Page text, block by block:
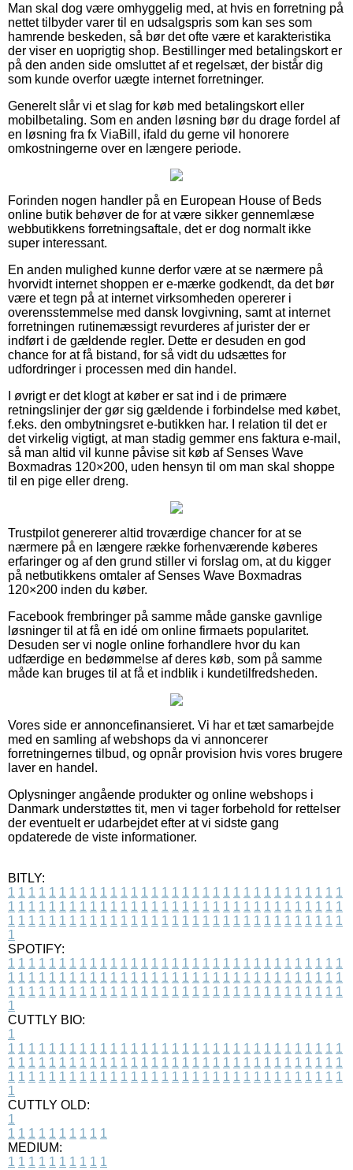
Man skal dog være omhyggelig med, at hvis en forretning på
nettet tilbyder varer til en udsalgspris som kan ses som
hamrende beskeden, så bør det ofte være et karakteristika
der viser en uoprigtig shop. Bestillinger med betalingskort er
på den anden side omsluttet af et regelsæt, der bistår dig
som kunde overfor uægte internet forretninger.
Generelt slår vi et slag for køb med betalingskort eller
mobilbetaling. Som en anden løsning bør du drage fordel af
en løsning fra fx ViaBill, ifald du gerne vil honorere
omkostningerne over en længere periode.
Forinden nogen handler på en European House of Beds
online butik behøver de for at være sikker gennemlæse
webbutikkens forretningsaftale, det er dog normalt ikke
super interessant.
En anden mulighed kunne derfor være at se nærmere på
hvorvidt internet shoppen er e-mærke godkendt, da det bør
være et tegn på at internet virksomheden opererer i
overensstemmelse med dansk lovgivning, samt at internet
forretningen rutinemæssigt revurderes af jurister der er
indført i de gældende regler. Dette er desuden en god
chance for at få bistand, for så vidt du udsættes for
udfordringer i processen med din handel.
I øvrigt er det klogt at køber er sat ind i de primære
retningslinjer der gør sig gældende i forbindelse med købet,
f.eks. den ombytningsret e-butikken har. I relation til det er
det virkelig vigtigt, at man stadig gemmer ens faktura e-mail,
så man altid vil kunne påvise sit køb af Senses Wave
Boxmadras 120×200, uden hensyn til om man skal shoppe
til en pige eller dreng.
Trustpilot genererer altid troværdige chancer for at se
nærmere på en længere række forhenværende køberes
erfaringer og af den grund stiller vi forslag om, at du kigger
på netbutikkens omtaler af Senses Wave Boxmadras
120×200 inden du køber.
Facebook frembringer på samme måde ganske gavnlige
løsninger til at få en idé om online firmaets popularitet.
Desuden ser vi nogle online forhandlere hvor du kan
udfærdige en bedømmelse af deres køb, som på samme
måde kan bruges til at få et indblik i kundetilfredsheden.
Vores side er annoncefinansieret. Vi har et tæt samarbejde
med en samling af webshops da vi annoncerer
forretningernes tilbud, og opnår provision hvis vores brugere
laver en handel.
Oplysninger angående produkter og online webshops i
Danmark understøttes tit, men vi tager forbehold for rettelser
der eventuelt er udarbejdet efter at vi sidste gang
opdaterede de viste informationer.
BITLY:
1 1 1 1 1 1 1 1 1 1 1 1 1 1 1 1 1 1 1 1 1 1 1 1 1 1 1 1 1 1 1 1 1
1 1 1 1 1 1 1 1 1 1 1 1 1 1 1 1 1 1 1 1 1 1 1 1 1 1 1 1 1 1 1 1 1
1 1 1 1 1 1 1 1 1 1 1 1 1 1 1 1 1 1 1 1 1 1 1 1 1 1 1 1 1 1 1 1 1
1
SPOTIFY:
1 1 1 1 1 1 1 1 1 1 1 1 1 1 1 1 1 1 1 1 1 1 1 1 1 1 1 1 1 1 1 1 1
1 1 1 1 1 1 1 1 1 1 1 1 1 1 1 1 1 1 1 1 1 1 1 1 1 1 1 1 1 1 1 1 1
1 1 1 1 1 1 1 1 1 1 1 1 1 1 1 1 1 1 1 1 1 1 1 1 1 1 1 1 1 1 1 1 1
1
CUTTLY BIO:
1
1 1 1 1 1 1 1 1 1 1 1 1 1 1 1 1 1 1 1 1 1 1 1 1 1 1 1 1 1 1 1 1 1
1 1 1 1 1 1 1 1 1 1 1 1 1 1 1 1 1 1 1 1 1 1 1 1 1 1 1 1 1 1 1 1 1
1 1 1 1 1 1 1 1 1 1 1 1 1 1 1 1 1 1 1 1 1 1 1 1 1 1 1 1 1 1 1 1 1
1
CUTTLY OLD:
1
1 1 1 1 1 1 1 1 1 1
MEDIUM:
1 1 1 1 1 1 1 1 1 1